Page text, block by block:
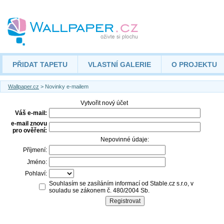
PŘIDAT TAPETU VLASTNÍ GALERIE O PROJEKTU
Wallpaper.cz > Novinky e-mailem